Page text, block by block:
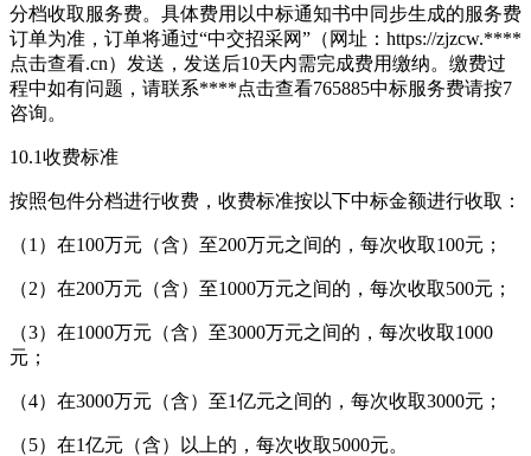
分档收取服务费。具体费用以中标通知书中同步生成的服务费
订单为准，订单将通过“中交招采网”（网址：https://zjzcw.****
点击查看.cn）发送，发送后10天内需完成费用缴纳。缴费过
程中如有问题，请联系****点击查看765885中标服务费请按7
咨询。
10.1收费标准
按照包件分档进行收费，收费标准按以下中标金额进行收取：
（1）在100万元（含）至200万元之间的，每次收取100元；
（2）在200万元（含）至1000万元之间的，每次收取500元；
（3）在1000万元（含）至3000万元之间的，每次收取1000
元；
（4）在3000万元（含）至1亿元之间的，每次收取3000元；
（5）在1亿元（含）以上的，每次收取5000元。